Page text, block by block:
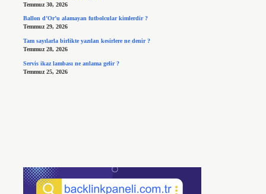
Temmuz 30, 2026
Ballon d’Or’u alamayan futbolcular kimlerdir ?
Temmuz 29, 2026
Tam sayılarla birlikte yazılan kesirlere ne denir ?
Temmuz 28, 2026
Servis ikaz lambası ne anlama gelir ?
Temmuz 25, 2026